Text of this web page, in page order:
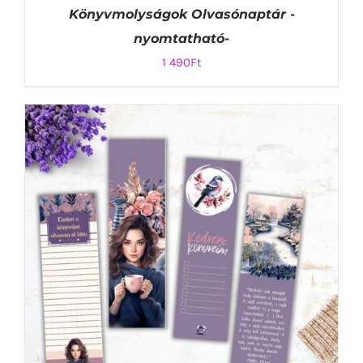
KOSÁRBA TESZEM
RÉSZLETEK
Könyvmolyságok Olvasónaptár -
nyomtatható-
1 490Ft